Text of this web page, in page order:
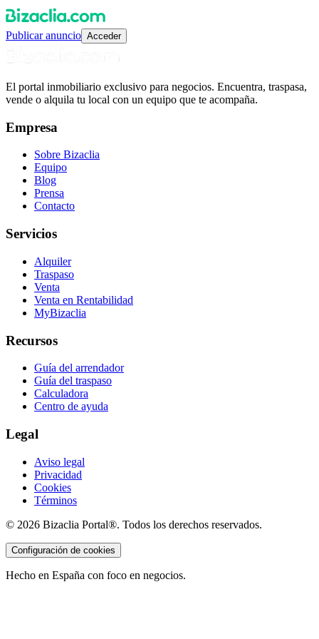
Publicar anuncio Acceder
El portal inmobiliario exclusivo para negocios. Encuentra, traspasa,
vende o alquila tu local con un equipo que te acompaña.
Empresa
Sobre Bizaclia
Equipo
Blog
Prensa
Contacto
Servicios
Alquiler
Traspaso
Venta
Venta en Rentabilidad
MyBizaclia
Recursos
Guía del arrendador
Guía del traspaso
Calculadora
Centro de ayuda
Legal
Aviso legal
Privacidad
Cookies
Términos
© 2026 Bizaclia Portal®. Todos los derechos reservados.
Configuración de cookies
Hecho en España con foco en negocios.